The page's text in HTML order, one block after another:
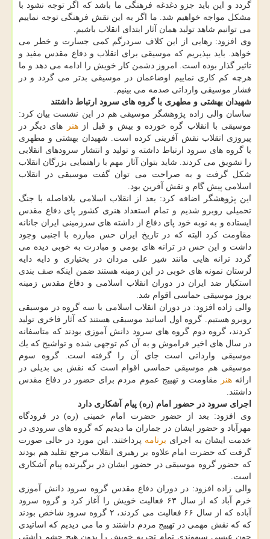
گردد و این باید جزو دغدغه فرهنگی ما باشد كه اگر توجه نشود با
مشكل مواجه خواهیم شد. ما اگر به این نقش فرهنگی توجه نماییم
می توانیم شاهد تولید همان آثار ابتدای انقلاب باشیم.
وی افزود: رهایی از این كلاف سردرگم كمی جسارت و خطر می
خواهد. باید بپذیریم كه موسیقی برای انقلاب و دفاع مقدس مفید و
تاثیر گذار بوده است. امروز دشمن كار خویش را ادامه می دهد و ما
هرچه كم كاری نماییم اوضاعمان در موسیقی بدتر می گردد و در
فشار موسیقی وارداتی صدمه می بینیم.
شهیدان بهشتی و مطهری با گروه های سرود ارتباط داشتند
ساسان والی زاده پژوهشگر موسیقی هم در این نشست بیان كرد:
موسیقی با انقلاب گره خورده و بیش و قبل ازهنر
های دیگر در
پیروزی انقلاب نقش آفرینی كرده است. شهیدان بهشتی و مطهری
با گروه های سرود ارتباط داشته و تولید و انتشار سرودهای انقلابی
را تشویق می كردند. شاید بتوان آثار مهم با راهنمایی بزرگان انقلاب
شكل گرفت و به صراحت می توان گفت موسیقی در انقلاب
اسلامی پیش گام و نقش آفرین بود.
این پژوهشگر اضافه كرد: بعد از انقلاب اسلامی بلافاصله با جنگ
تحمیلی روبرو شدیم و تمام استعداد هنری كشور پای دفاع مقدس
ایستاده و به نوبه خود پای دفاع از داشته های سرزمینی ایران جانانه
مقاومت كرد البته كه در تاریخ ایران حس مبارزه با اجنبی وجود
داشت و این حس در ترانه های بومی و مبادرت به خوبی دیده می
گردد ترانه هایی مانند شیر علی مردان در بختیاری و دایه دایه
لرستان نمونه های خوبی در این زمینه هستند ضمن اینكه صف بندی
استكبار ضد ایران در دوران انقلاب اسلامی و دفاع مقدس زمینه
بروز موسیقی حماسی اقوام شد.
والی زاده افزود: در دوران انقلاب اسلامی با سه گروه در موسیقی
روبرو هستیم. گروه اول اساتید موسیقی هستند كه آثار فاخری تولید
كردند، گروه دوم گروه های سرود دانش آموزی بودند كه متاسفانه
در سال های اخیر فراموش و به آن كم توجهی شده و تواشیح كه یك
موسیقی وارداتی است جای آن را گرفته است. گروه سوم
موسیقی هم موسیقی حماسی اقوام است كه نقش بی بدیلی در
ارائههنر
مقاومت و تهییج عموم مردم برای حضور در دفاع مقدس
داشتند.
اجرای سرود در حضور امام (ره) پیام آشكاری دارد
وی افزود: بعد از حضور حضرت امام خمینی (ره) در فرودگاه
مهرآباد و حضور ایشان در جماران ما دیدیم كه گروه های سرودی در
خدمت ایشان به اجرای برنامه پرداختند. این مورد در حالی صورت
گرفت كه حضرت امام علاوه بر رهبری انقلاب مرجع تقلید هم بودند
كه حضور گروه موسیقی در حضور ایشان در برگیرنده پیام آشكاری
است.
والی زاده افزود: در دوران دفاع مقدس گروه سرود دانش آموزی
خرم آباد كه از سال ۶۳ فعالیت خویش را آغاز كرد و گروه سرود
آباده كه از سال ۶۶ فعالیت می كردند، ۲ گروه سرود شاخص بودند
كه كه نقش مهمی در تهییج مردم داشتند و ما می دیدیم كه اساتیدی
چون عیسی سپهوندی تمام تجربه خویش را بدون هیچ چشم داشتی